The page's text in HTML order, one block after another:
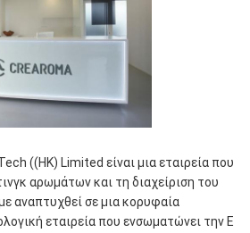
((HK) Limited είναι μια εταιρεία που
αρωμάτων και τη διαχείριση του
αναπτυχθεί σε μια κορυφαία
εταιρεία που ενσωματώνει την Ε